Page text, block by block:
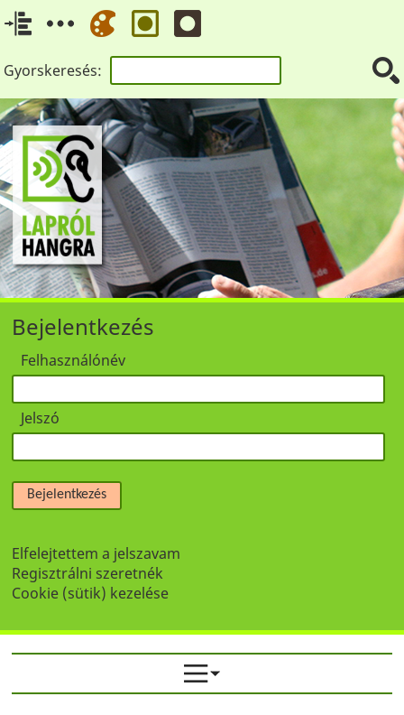
Gyorskeresés:
Bejelentkezés
Felhasználónév
Jelszó
Bejelentkezés
Elfelejtettem a jelszavam
Regisztrálni szeretnék
Cookie (sütik) kezelése